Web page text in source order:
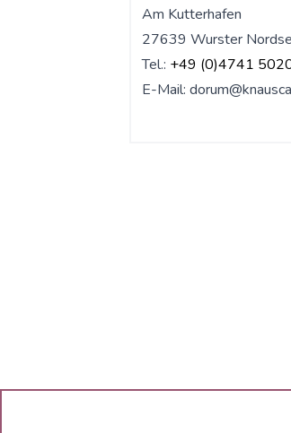
Am Kutterhafen
27639 Wurster
Tel.: +49 (0)4741
E-Mail: